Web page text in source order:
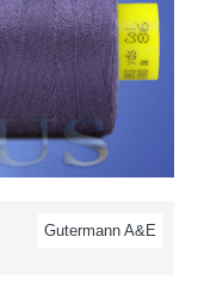
Gutermann A&E